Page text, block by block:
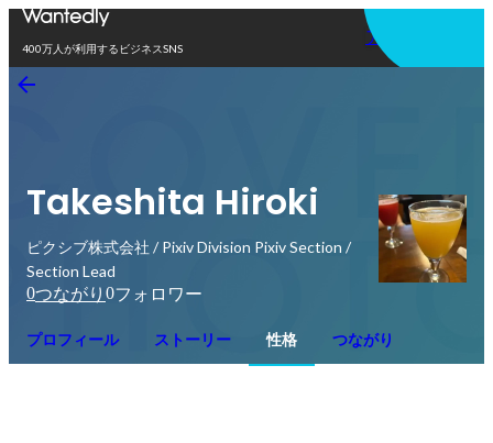
400万人が利用するビジネスSNS
アプリを使う
Takeshita Hiroki
ピクシブ株式会社 / Pixiv Division Pixiv Section /
Section Lead
0つながり 0フォロワー
プロフィール ストーリー 性格 つながり